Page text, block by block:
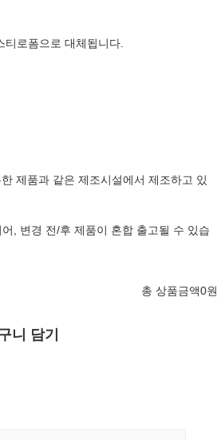
로폼으로 대체됩니다.
제품과 같은 제조시설에서 제조하고 있
, 변경 전/후 제품이 혼합 출고될 수 있습
총 상품금액0원
니 담기